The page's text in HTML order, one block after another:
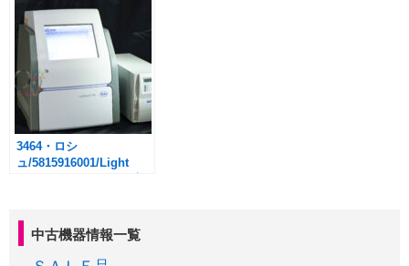
中古機器情報一覧
3464・ロシ
ュ/5815916001/Light